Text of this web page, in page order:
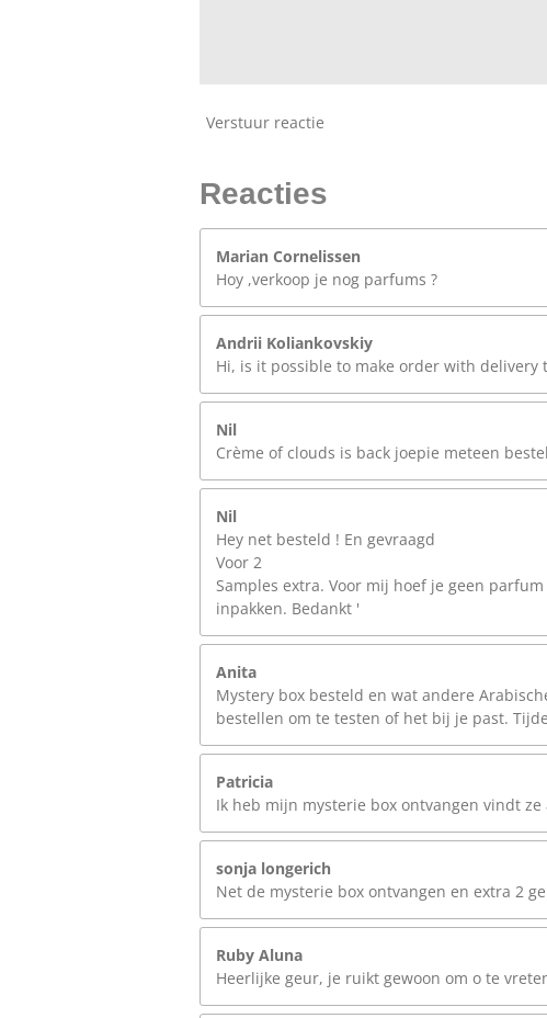
Verstuur reactie
Reacties
Marian Cornelissen
Hoy ,verkoop je nog parfums ?
Andrii Koliankovskiy
Hi, is it possible to make order with delivery
Nil
Crème of clouds is back joepie meteen
Nil
Hey net besteld ! En gevraagd
Voor 2
Samples extra. Voor mij hoef je geen
inpakken. Bedankt '
Anita
Mystery box besteld en wat andere
bestellen om te testen of het bij je past.
Patricia
Ik heb mijn mysterie box ontvangen vindt
sonja longerich
Net de mysterie box ontvangen en extra 2
Ruby Aluna
Heerlijke geur, je ruikt gewoon om o te